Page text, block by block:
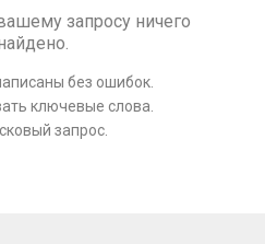
запросу ничего
без ошибок.
ключевые слова.
запрос.